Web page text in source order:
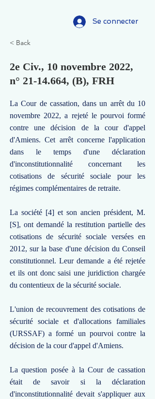
Se connecter
< Back
2e Civ., 10 novembre 2022,
n° 21-14.664, (B), FRH
La Cour de cassation, dans un arrêt du 10
novembre 2022, a rejeté le pourvoi formé
contre une décision de la cour d'appel
d'Amiens. Cet arrêt concerne l'application
dans le temps d'une déclaration
d'inconstitutionnalité concernant les
cotisations de sécurité sociale pour les
régimes complémentaires de retraite.
La société [4] et son ancien président, M.
[S], ont demandé la restitution partielle des
cotisations de sécurité sociale versées en
2012, sur la base d'une décision du Conseil
constitutionnel. Leur demande a été rejetée
et ils ont donc saisi une juridiction chargée
du contentieux de la sécurité sociale.
L'union de recouvrement des cotisations de
sécurité sociale et d'allocations familiales
(URSSAF) a formé un pourvoi contre la
décision de la cour d'appel d'Amiens.
La question posée à la Cour de cassation
était de savoir si la déclaration
d'inconstitutionnalité devait s'appliquer aux